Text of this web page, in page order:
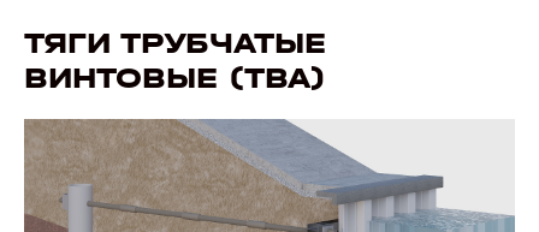
ТЯГИ ТРУБЧАТЫЕ
ВИНТОВЫЕ (ТВА)